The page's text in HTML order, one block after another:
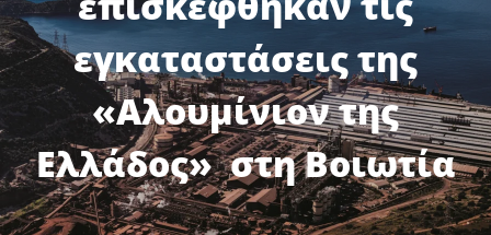
εγκαταστάσεις της
«Αλουμίνιον της
Ελλάδος» στη Βοιωτία